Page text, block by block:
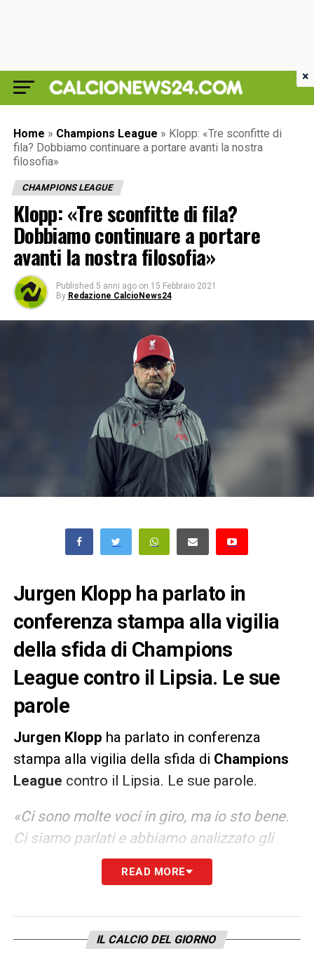
Home » Champions League » Klopp: «Tre sconfitte di
fila? Dobbiamo continuare a portare avanti la nostra
filosofia»
CHAMPIONS LEAGUE
Klopp: «Tre sconfitte di fila?
Dobbiamo continuare a portare
avanti la nostra filosofia»
Published 5 anni ago on 15 Febbraio 2021
By Redazione CalcioNews24
Jurgen Klopp ha parlato in
conferenza stampa alla vigilia
della sfida di Champions
League contro il Lipsia. Le sue
parole
Jurgen Klopp ha parlato in conferenza
stampa alla vigilia della sfida di Champions
League contro il Lipsia. Le sue parole.
«Ci sono molte voci in giro, ma io sto bene.
Ci siamo parlati e abbiamo analizzato gli
ultimi risultati (tre sconfitte consecutive,
ndr). Dobbiamo continuare a portare avanti
perso a causa di alcuni errori individuali, non
READ MORE
IL CALCIO DEL GIORNO
×